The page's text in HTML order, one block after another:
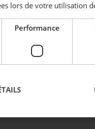
HF-3A
Hoisting &
lors de votre utilisation
Performance